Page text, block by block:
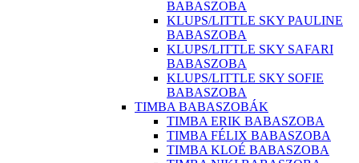
BABASZOBA
KLUPS/LITTLE SKY PAULINE
BABASZOBA
KLUPS/LITTLE SKY SAFARI
BABASZOBA
KLUPS/LITTLE SKY SOFIE
BABASZOBA
TIMBA BABASZOBÁK
TIMBA ERIK BABASZOBA
TIMBA FÉLIX BABASZOBA
TIMBA KLOÉ BABASZOBA